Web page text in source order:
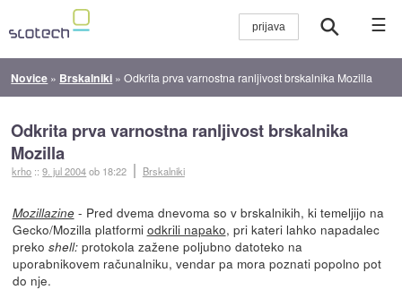
☰
Novice » Brskalniki »Odkrita prva varnostna ranljivost brskalnika Mozilla
Odkrita prva varnostna ranljivost brskalnika
Mozilla
krho ::9. jul 2004ob 18:22 Brskalniki
Mozillazine- Pred dvema dnevoma so v brskalnikih, ki temeljijo na
Gecko/Mozilla platformi odkrili napako, pri kateri lahko napadalec
preko shell:protokola zažene poljubno datoteko na
uporabnikovem računalniku, vendar pa mora poznati popolno pot
do nje.